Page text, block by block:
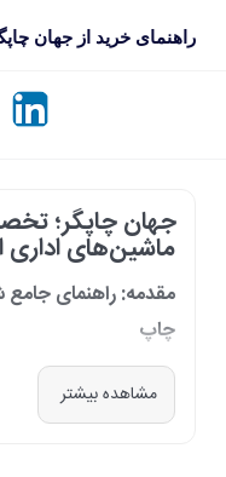
راهنمای خرید از جهان
جهان چاپگر؛
ماشین‌های اداری
مقدمه: راهنمای جامع
چاپ
در دنیای پرشتاب امروز که
فناوری‌های نوین وابسته‌اند،
مشاهده بیشتر